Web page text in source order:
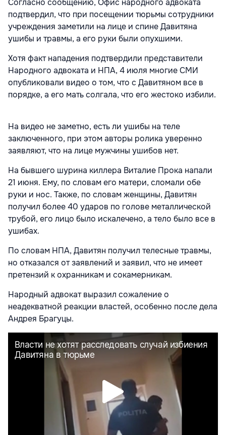
Согласно сообщению, Офис народного адвоката
подтвердил, что при посещении тюрьмы сотрудники
учреждения заметили на лице и спине Давитяна
ушибы и травмы, а его руки были опухшими.
Хотя факт нападения подтвердили представители
Народного адвоката и НПА, 4 июля многие СМИ
опубликовали видео о том, что с Давитяном все в
порядке, а его мать солгала, что его жестоко избили.
На видео не заметно, есть ли ушибы на теле
заключенного, при этом авторы ролика уверенно
заявляют, что на лице мужчины ушибов нет.
На бывшего шурина киллера Виталие Прока напали
21 июня. Ему, по словам его матери, сломали обе
руки и нос. Также, по словам женщины, Давитян
получил более 40 ударов по голове металлической
трубой, его лицо было искалечено, а тело было все в
ушибах.
По словам НПА, Давитян получил телесные травмы,
но отказался от заявлений и заявил, что не имеет
претензий к охранникам и сокамерникам.
Народный адвокат выразил сожаление о
неадекватной реакции властей, особенно после дела
Андрея Брагуцы.